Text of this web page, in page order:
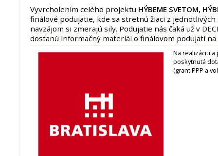
Vyvrcholením celého projektu HÝBEME SVETOM,
finálové podujatie, kde sa stretnú žiaci z
navzájom si zmerajú sily. Podujatie nás čaká už v
dostanú informačný materiál o finálovom podujatí
Na realizáciu
poskytnutá
(grant PPP a